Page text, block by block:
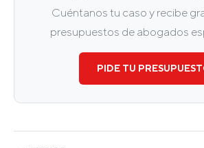
Cuéntanos tu caso y recibe
presupuestos de abogados
PIDE TU